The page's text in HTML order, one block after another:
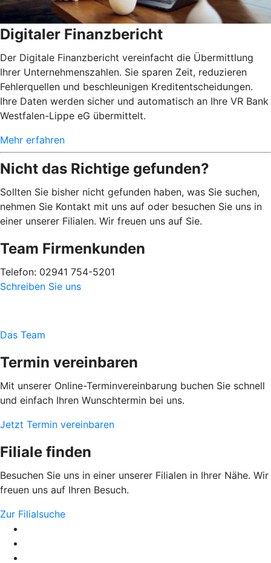
Digitaler Finanzbericht
Der Digitale Finanzbericht vereinfacht die Übermittlung
Ihrer Unternehmenszahlen. Sie sparen Zeit, reduzieren
Fehlerquellen und beschleunigen Kreditentscheidungen.
Ihre Daten werden sicher und automatisch an Ihre VR Bank
Westfalen-Lippe eG übermittelt.
Mehr erfahren
Nicht das Richtige gefunden?
Sollten Sie bisher nicht gefunden haben, was Sie suchen,
nehmen Sie Kontakt mit uns auf oder besuchen Sie uns in
einer unserer Filialen. Wir freuen uns auf Sie.
Team Firmenkunden
Telefon: 02941 754-5201
Schreiben Sie uns
Das Team
Termin vereinbaren
Mit unserer Online-Terminvereinbarung buchen Sie schnell
und einfach Ihren Wunschtermin bei uns.
Jetzt Termin vereinbaren
Filiale finden
Besuchen Sie uns in einer unserer Filialen in Ihrer Nähe. Wir
freuen uns auf Ihren Besuch.
Zur Filialsuche